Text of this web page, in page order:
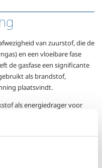
van zuurstof, die de
en een vloeibare fase
de gasfase een significante
als brandstof,
plaatsvindt.
als energiedrager voor
voor de vergassing, met
efficiënte werking van de